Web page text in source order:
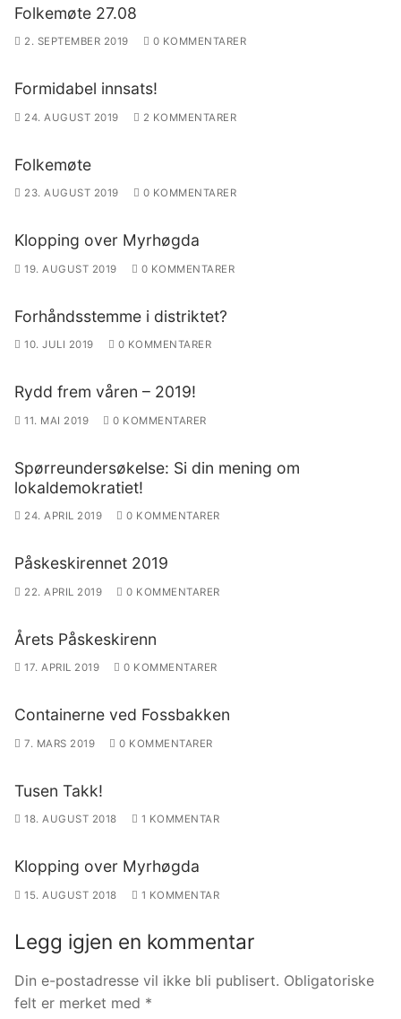
Folkemøte 27.08
2. SEPTEMBER 2019 0 KOMMENTARER
Formidabel innsats!
24. AUGUST 2019 2 KOMMENTARER
Folkemøte
23. AUGUST 2019 0 KOMMENTARER
Klopping over Myrhøgda
19. AUGUST 2019 0 KOMMENTARER
Forhåndsstemme i distriktet?
10. JULI 2019 0 KOMMENTARER
Rydd frem våren – 2019!
11. MAI 2019 0 KOMMENTARER
Spørreundersøkelse: Si din mening om
lokaldemokratiet!
24. APRIL 2019 0 KOMMENTARER
Påskeskirennet 2019
22. APRIL 2019 0 KOMMENTARER
Årets Påskeskirenn
17. APRIL 2019 0 KOMMENTARER
Containerne ved Fossbakken
7. MARS 2019 0 KOMMENTARER
Tusen Takk!
18. AUGUST 2018 1 KOMMENTAR
Klopping over Myrhøgda
15. AUGUST 2018 1 KOMMENTAR
Legg igjen en kommentar
Din e-postadresse vil ikke bli publisert. Obligatoriske
felt er merket med *